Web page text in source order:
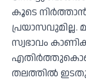
കൂടെ
സ്വഭാവം
തലത്തിൽ ഇടതു